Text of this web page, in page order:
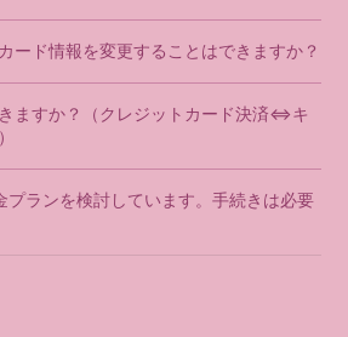
ード情報を変更することはできますか？
ますか？（クレジットカード決済⇔キ
プランを検討しています。手続きは必要